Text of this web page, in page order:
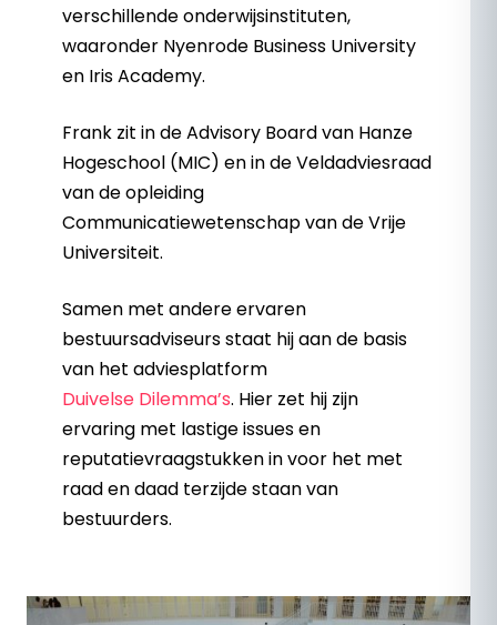
verschillende onderwijsinstituten,
waaronder Nyenrode Business University
en Iris Academy.
Frank zit in de Advisory Board van Hanze
Hogeschool (MIC) en in de Veldadviesraad
van de opleiding
Communicatiewetenschap van de Vrije
Universiteit.
Samen met andere ervaren
bestuursadviseurs staat hij aan de basis
van het adviesplatform
Duivelse Dilemma’s. Hier zet hij zijn
ervaring met lastige issues en
reputatievraagstukken in voor het met
raad en daad terzijde staan van
bestuurders.